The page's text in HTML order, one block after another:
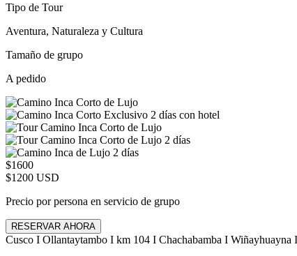
Tipo de Tour
Aventura, Naturaleza y Cultura
Tamaño de grupo
A pedido
$1600
$1200 USD
Precio por persona en servicio de grupo
RESERVAR AHORA
Cusco I Ollantaytambo I km 104 I Chachabamba I